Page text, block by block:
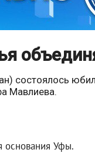
состоялось
Мавлиева.
основания Уфы.